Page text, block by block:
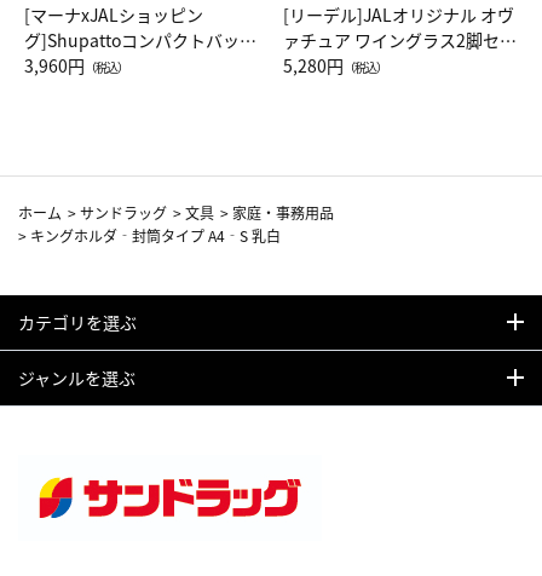
[マーナxJALショッピン
グ]Shupattoコンパクトバッグ
Drop JAL客室乗務員（LC）ス
3,960円 （税込）
[リーデル]JALオリジナル オヴ
ァチュア ワイングラス2脚セッ
ト（レッドワイン）
5,280円 （税込）
ホーム >サンドラッグ >文具 > 家庭・事務用品
> キングホルダ‐封筒タイプ A4‐S 乳白
カテゴリを選ぶ
ジャンルを選ぶ